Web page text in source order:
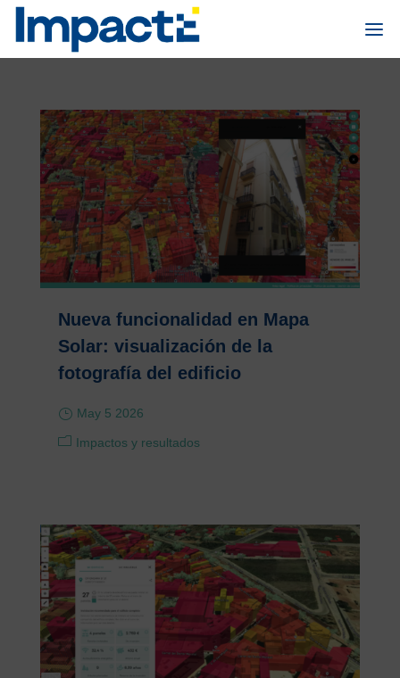
Nueva funcionalidad en Mapa
Solar: visualización de la
fotografía del edificio
May 5 2026
Impactos y resultados